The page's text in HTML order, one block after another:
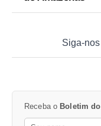
Siga-
Receba o Boletim